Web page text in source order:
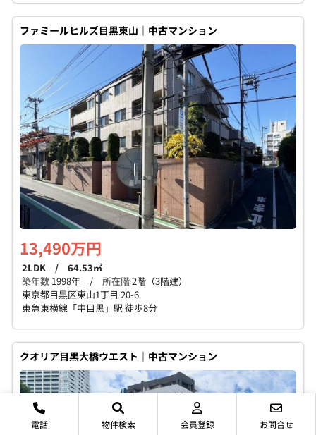
ファミールヒルズ目黒東山｜中古マンション
13,490万円
2LDK / 64.53㎡
築年数 1998年 / 所在階2階（3階建）
東京都目黒区東山1丁目 20-6
東急東横線「中目黒」駅 徒歩8分
クオリア目黒大橋ウエスト｜中古マンション
電話 物件検索 会員登録 お問合せ